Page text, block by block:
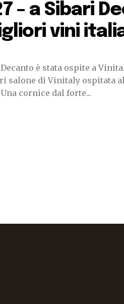
– a Sibari
vini
è stata ospite a
salone di Vinitaly ospitata
cornice dal forte...